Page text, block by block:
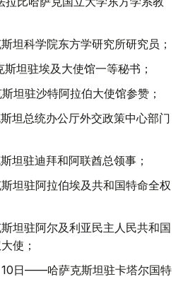
科学院东方学研究所研究员；
坦驻埃及大使馆一等秘书；
驻沙特阿拉伯大使馆参赞；
总统办公厅外交政策中心部门
驻迪拜和阿联酋总领事；
坦驻阿拉伯埃及共和国特命全权
坦驻阿尔及利亚民主人民共和国
使；
日——哈萨克斯坦驻卡塔尔国特